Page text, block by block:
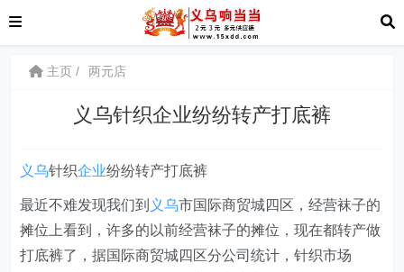
主页 两元店
义乌针织企业纷纷转产打底裤
义乌针织企业纷纷转产打底裤
最近不难发现我们到 义乌市国际商贸城四区，经营袜子的
摊位上看到，许多的以前经营袜子的摊位，现在都转产做
打底裤了，据国际商贸城四区分公司统计，针织市场